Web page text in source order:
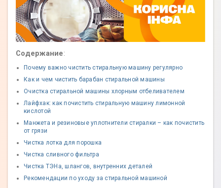
Содержание:
Почему важно чистить стиральную машину регулярно
Как и чем чистить барабан стиральной машины
Очистка стиральной машины хлорным отбеливателем
Лайфхак: как почистить стиральную машину лимонной
кислотой
Манжета и резиновые уплотнители стиралки – как почистить
от грязи
Чистка лотка для порошка
Чистка сливного фильтра
Чистка ТЭНа, шлангов, внутренних деталей
Рекомендации по уходу за стиральной машиной